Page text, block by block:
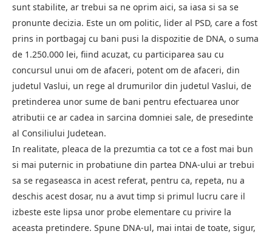
sunt stabilite, ar trebui sa ne oprim aici, sa iasa si sa se
pronunte decizia. Este un om politic, lider al PSD, care a fost
prins in portbagaj cu bani pusi la dispozitie de DNA, o suma
de 1.250.000 lei, fiind acuzat, cu participarea sau cu
concursul unui om de afaceri, potent om de afaceri, din
judetul Vaslui, un rege al drumurilor din judetul Vaslui, de
pretinderea unor sume de bani pentru efectuarea unor
atributii ce ar cadea in sarcina domniei sale, de presedinte
al Consiliului Judetean.
In realitate, pleaca de la prezumtia ca tot ce a fost mai bun
si mai puternic in probatiune din partea DNA-ului ar trebui
sa se regaseasca in acest referat, pentru ca, repeta, nu a
deschis acest dosar, nu a avut timp si primul lucru care il
izbeste este lipsa unor probe elementare cu privire la
aceasta pretindere. Spune DNA-ul, mai intai de toate, sigur,